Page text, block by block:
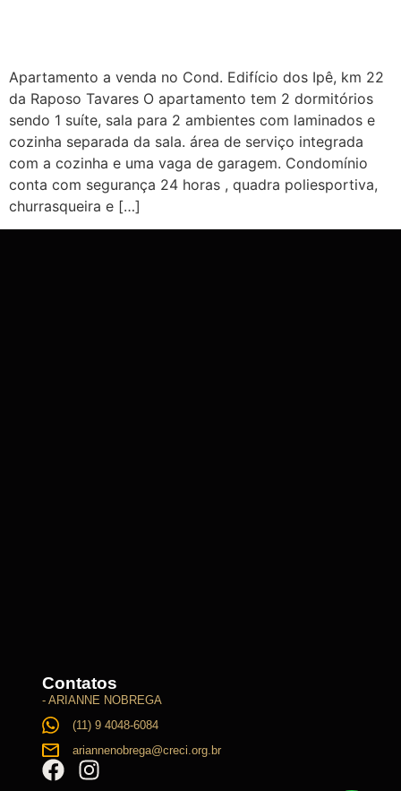
Apartamento a venda no Cond. Edifício dos Ipê, km 22
da Raposo Tavares O apartamento tem 2 dormitórios
sendo 1 suíte, sala para 2 ambientes com laminados e
cozinha separada da sala. área de serviço integrada
com a cozinha e uma vaga de garagem. Condomínio
conta com segurança 24 horas , quadra poliesportiva,
churrasqueira e […]
Contatos
- ARIANNE NOBREGA
(11) 9 4048-6084
ariannenobrega@creci.org.br